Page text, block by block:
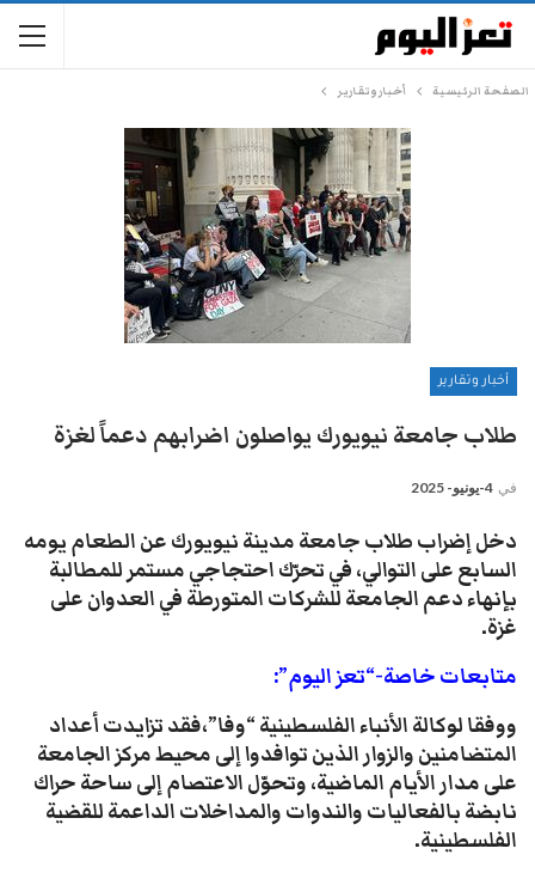
الصفحة الرئيسية أخبار وتقارير
أخبار وتقارير
طلاب جامعة نيويورك يواصلون اضرابهم دعماً لغزة
في 4-يونيو- 2025
دخل إضراب طلاب جامعة مدينة نيويورك عن الطعام يومه
السابع على التوالي، في تحرّك احتجاجي مستمر للمطالبة
بإنهاء دعم الجامعة للشركات المتورطة في العدوان على
غزة.
متابعات خاصة-“تعز اليوم”:
ووفقا لوكالة الأنباء الفلسطينية “وفا”،فقد تزايدت أعداد
المتضامنين والزوار الذين توافدوا إلى محيط مركز الجامعة
على مدار الأيام الماضية، وتحوّل الاعتصام إلى ساحة حراك
نابضة بالفعاليات والندوات والمداخلات الداعمة للقضية
الفلسطينية.